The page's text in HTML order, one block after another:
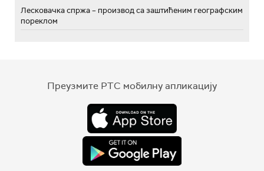
Лесковачка спржа – производ са заштићеним географским
пореклом
Преузмите РТС мобилну апликацију